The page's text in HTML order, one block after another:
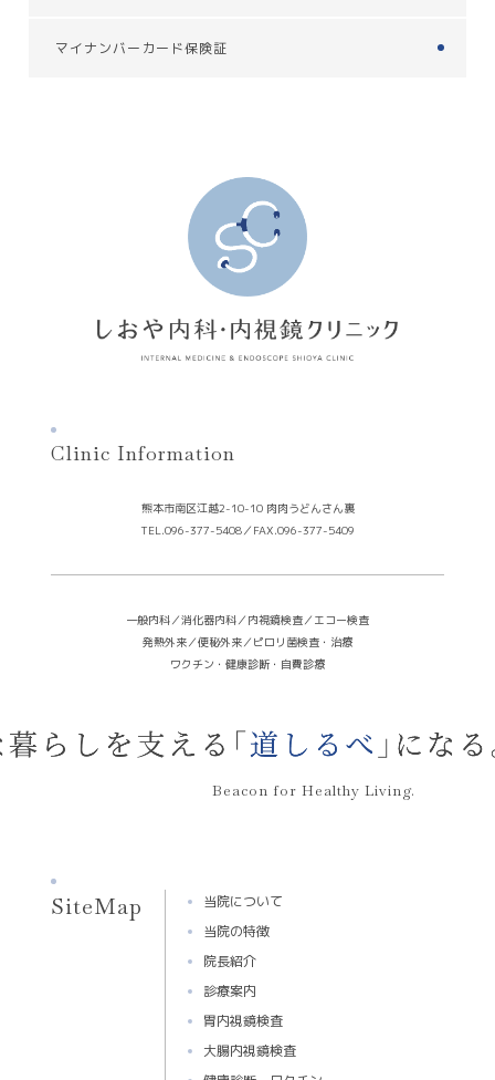
マイナンバーカード保険証
Clinic Information
熊本市南区江越2-10-10 肉肉うどんさん裏
TEL.096-377-5408／ FAX.096-377-5409
一般内科／消化器内科／内視鏡検査／エコー検査
発熱外来／便秘外来／ピロリ菌検査・治療
ワクチン・健康診断・自費診療
Beacon for Healthy Living.
SiteMap
当院について
当院の特徴
院長紹介
診療案内
胃内視鏡検査
大腸内視鏡検査